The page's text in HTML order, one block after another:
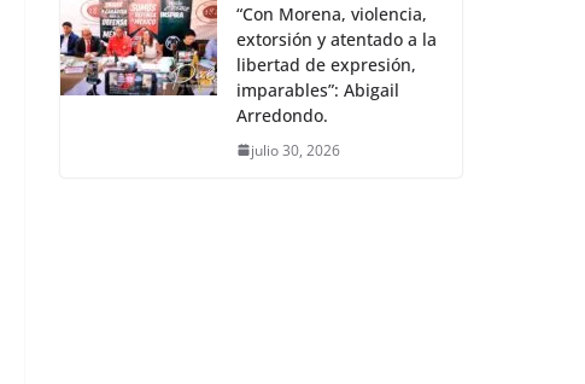
“Con Morena, violencia,
extorsión y atentado a la
libertad de expresión,
imparables”: Abigail
Arredondo.
julio 30, 2026